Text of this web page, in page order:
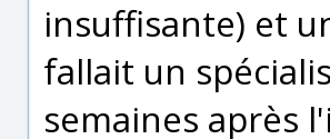
insuffisante) et
fallait un
semaines après